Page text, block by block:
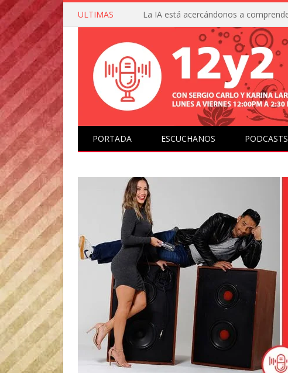
ULTIMAS
PORTADA ESCUCHANOS PODCASTS